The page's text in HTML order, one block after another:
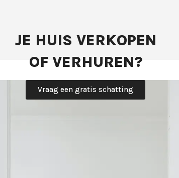
JE HUIS VERKOPEN
OF VERHUREN?
Vraag een gratis schatting